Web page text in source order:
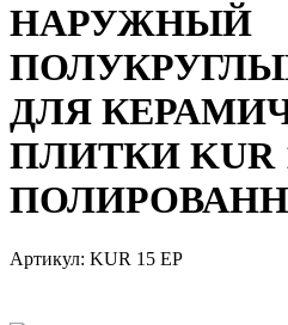
НАРУЖНЫЙ
ДЛЯ
ПЛИТКИ KUR
Артикул: KUR 15 EP